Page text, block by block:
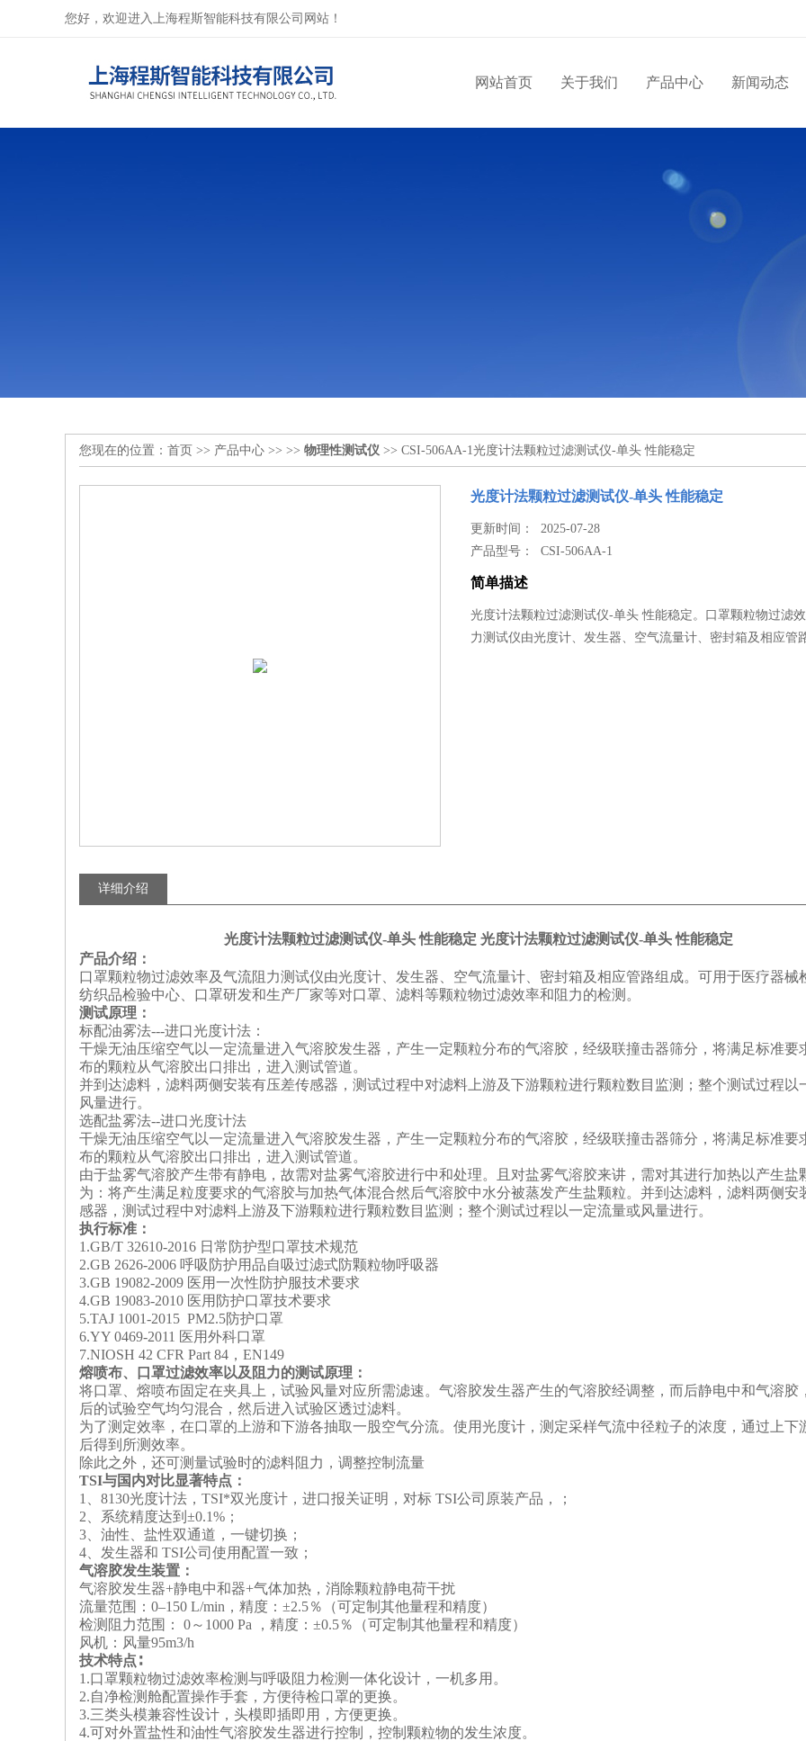
您好，欢迎进入上海程斯智能科技有限公司网站！
网站首页 关于我们 产品中心 新闻动态
您现在的位置： 首页 >> 产品中心 >> >> 物理性测试仪 >> CSI-506AA-1光度计法颗粒过滤测试仪-单头 性能稳定
光度计法颗粒过滤测试仪-单头 性能稳定
更新时间： 2025-07-28
产品型号：CSI-506AA-1
简单描述
光度计法颗粒过滤测试仪-单头 性能稳定。口罩颗粒物过滤
力测试仪由光度计、发生器、空气流量计、密封箱及相应管
详细介绍
光度计法颗粒过滤测试仪-单头 性能稳定 光度计法颗粒过滤测试仪-单头 性能稳定
产品介绍：
口罩颗粒物过滤效率及气流阻力测试仪由光度计、发生器、空气流量计、密封箱及相应管路组成。可用于医疗器械
纺织品检验中心、口罩研发和生产厂家等对口罩、滤料等颗粒物过滤效率和阻力的检测。
测试原理：
标配油雾法---进口光度计法：
干燥无油压缩空气以一定流量进入气溶胶发生器，产生一定颗粒分布的气溶胶，经级联撞击器筛分，将满足标准要
布的颗粒从气溶胶出口排出，进入测试管道。
并到达滤料，滤料两侧安装有压差传感器，测试过程中对滤料上游及下游颗粒进行颗粒数目监测；整个测试过程以
风量进行。
选配盐雾法--进口光度计法
干燥无油压缩空气以一定流量进入气溶胶发生器，产生一定颗粒分布的气溶胶，经级联撞击器筛分，将满足标准要
布的颗粒从气溶胶出口排出，进入测试管道。
由于盐雾气溶胶产生带有静电，故需对盐雾气溶胶进行中和处理。且对盐雾气溶胶来讲，需对其进行加热以产生盐
为：将产生满足粒度要求的气溶胶与加热气体混合然后气溶胶中水分被蒸发产生盐颗粒。并到达滤料，滤料两侧安
感器，测试过程中对滤料上游及下游颗粒进行颗粒数目监测；整个测试过程以一定流量或风量进行。
执行标准：
1.GB/T 32610-2016 日常防护型口罩技术规范
2.GB 2626-2006 呼吸防护用品自吸过滤式防颗粒物呼吸器
3.GB 19082-2009 医用一次性防护服技术要求
4.GB 19083-2010 医用防护口罩技术要求
5.TAJ 1001-2015 PM2.5防护口罩
6.YY 0469-2011 医用外科口罩
7.‌NIOSH 42 CFR Part 84 ， EN149
熔喷布、口罩过滤效率以及阻力的测试原理：
将口罩、熔喷布固定在夹具上，试验风量对应所需滤速。气溶胶发生器产生的气溶胶经调整，而后静电中和气溶胶
后的试验空气均匀混合，然后进入试验区透过滤料。
为了测定效率，在口罩的上游和下游各抽取一股空气分流。使用光度计，测定采样气流中径粒子的浓度，通过上下
后得到所测效率。
除此之外，还可测量试验时的滤料阻力，调整控制流量
TSI与国内对比显著特点：
1、8130光度计法，TSI*双光度计，进口报关证明，对标 TSI公司原装产品，；
2、系统精度达到±0.1%；
3、 油性、盐性双通道，一键切换；
4、 发生器和 TSI公司使用配置一致；
气溶胶‌发生装置 ：
气溶胶发生器+静电中和器+气体加热 ，消除颗粒静电荷干扰
‌‌流量范围‌： 0–1 50 L/min ， 精度：±2.5％（可定制其他量程和精度）
检测阻力范围： 0～ 1000 Pa
，精度：±0.5％（可定制其他量程和精度）
风机：风量95m3/h
技术特点∶
1.口罩颗粒物过滤效率检测与呼吸阻力检测一体化设计，一机多用。
2.自净检测舱配置操作手套，方便待检口罩的更换。
3.三类头模兼容性设计，头模即插即用，方便更换。
4.可对外置盐性和油性气溶胶发生器进行控制，控制颗粒物的发生浓度。